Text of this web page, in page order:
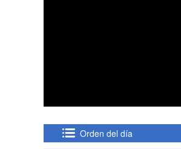
Orden del día